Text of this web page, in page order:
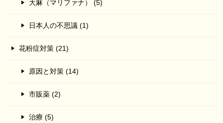
大麻（マリファナ） (5)
日本人の不思議 (1)
花粉症対策 (21)
原因と対策 (14)
市販薬 (2)
治療 (5)